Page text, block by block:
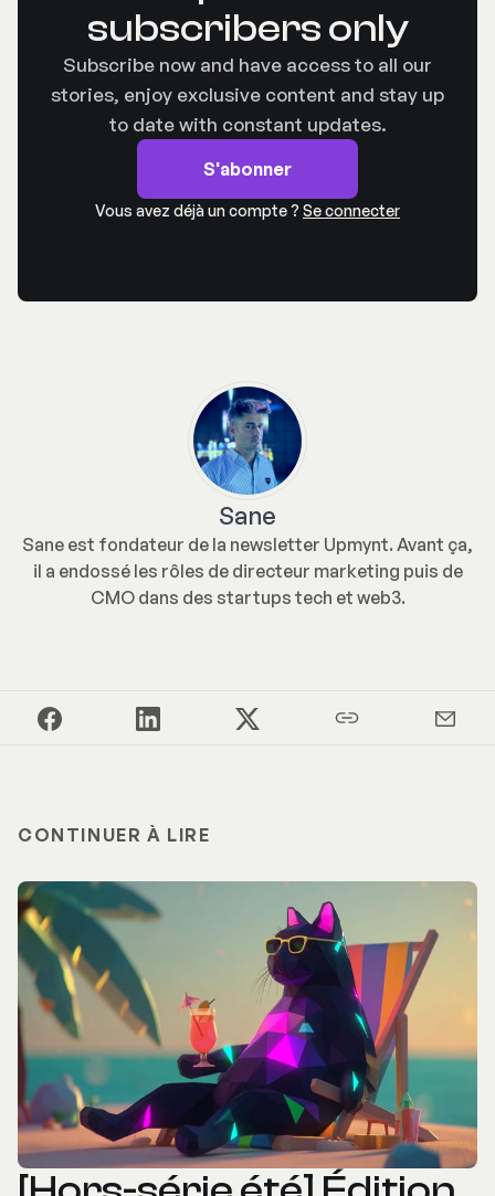
subscribers only
Subscribe now and have access to all our
stories, enjoy exclusive content and stay up
to date with constant updates.
S'abonner
Vous avez déjà un compte ? Se connecter
Sane
Sane est fondateur de la newsletter Upmynt. Avant ça,
il a endossé les rôles de directeur marketing puis de
CMO dans des startups tech et web3.
CONTINUER À LIRE